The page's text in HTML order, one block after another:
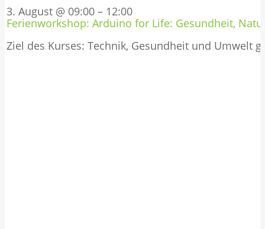
3. August @ 09:00 – 12:00
Ferienworkshop: Arduino for Life: Gesundheit,
Ziel des Kurses: Technik, Gesundheit und Umwelt